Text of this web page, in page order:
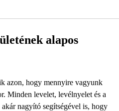
alapos
azon, hogy mennyire vagyunk
Minden levelet, levélnyelet és a
nagyító segítségével is, hogy